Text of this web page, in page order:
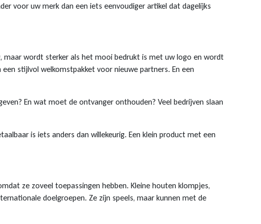
voor uw merk dan een iets eenvoudiger artikel dat dagelijks
maar wordt sterker als het mooi bedrukt is met uw logo en wordt
stijlvol welkomstpakket voor nieuwe partners. En een
En wat moet de ontvanger onthouden? Veel bedrijven slaan
is iets anders dan willekeurig. Een klein product met een
ze zoveel toepassingen hebben. Kleine houten klompjes,
doelgroepen. Ze zijn speels, maar kunnen met de